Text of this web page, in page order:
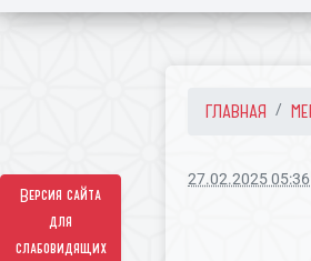
Версия сайта
для
слабовидящих
ГЛАВНАЯ
27.02.2025 05:36